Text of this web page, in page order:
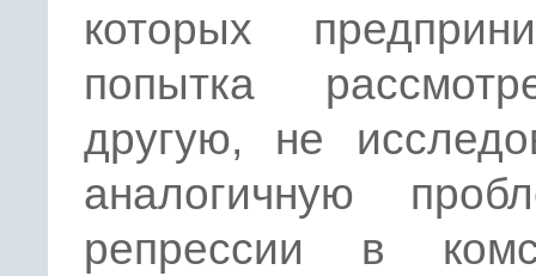
которых
попытка
другую, не
аналогичную
репрессии в